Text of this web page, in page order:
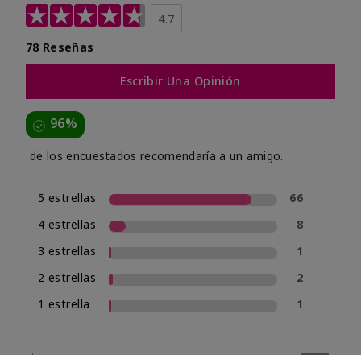
4.7
78 Reseñas
Escribir Una Opinión
96%
de los encuestados recomendaría a un amigo.
5 estrellas
66
4 estrellas
8
3 estrellas
1
2 estrellas
2
1 estrella
1